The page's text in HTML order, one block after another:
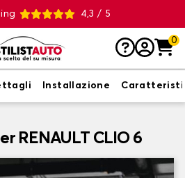
4,3 / 5
0
Installazione
RENAULT CLIO 6